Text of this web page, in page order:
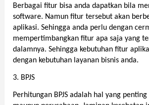
Berbagai fitur bisa anda dapatkan bila
software. Namun fitur tersebut akan
aplikasi. Sehingga anda perlu dengan
mempertimbangkan fitur apa saja yang
dalamnya. Sehingga kebutuhan fitur
dengan kebutuhan layanan bisnis anda.
3. BPJS
Perhitungan BPJS adalah hal yang